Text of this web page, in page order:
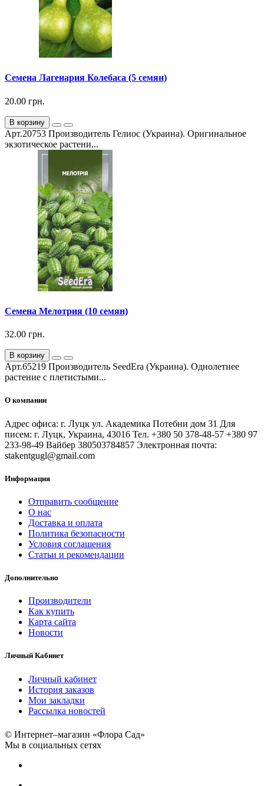
Семена Лагенария Колебаса (5 семян)
20.00 грн.
В корзину
Арт.20753 Производитель Гелиос (Украина). Оригинальное
экзотическое растени...
Семена Мелотрия (10 семян)
32.00 грн.
В корзину
Арт.65219 Производитель SeedEra (Украина). Однолетнее
растение с плетистыми...
О компании
Адрес офиса: г. Луцк ул. Академика Потебни дом 31 Для
писем: г. Луцк, Украина, 43016 Тел. +380 50 378-48-57 +380 97
233-98-49 Вайбер 380503784857 Электронная почта:
stakentgugl@gmail.com
Информация
Отправить сообщение
О нас
Доставка и оплата
Политика безопасности
Условия соглашения
Статьи и рекомендации
Дополнительно
Производители
Как купить
Карта сайта
Новости
Личный Кабинет
Личный кабинет
История заказов
Мои закладки
Рассылка новостей
© Интернет–магазин «Флора Сад»
Мы в социальных сетях